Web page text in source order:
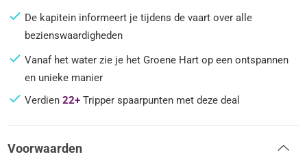
De kapitein informeert je tijdens de vaart over alle
bezienswaardigheden
Vanaf het water zie je het Groene Hart op een ontspannen
en unieke manier
Verdien22+ Tripper spaarpunten met deze deal
Voorwaarden